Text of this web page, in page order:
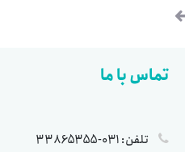
تماس با ما
تلفن: 031-33865355